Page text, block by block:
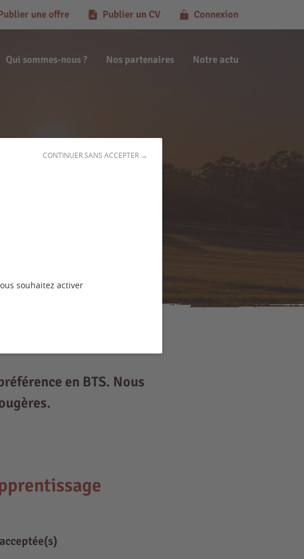
souhaitez activer
CONTINUER SANS ACCEPTER →
Qui sommes-nous ? Nos partenaires Notre actu
une offre Publier un CV Connexion
en BTS. Nous